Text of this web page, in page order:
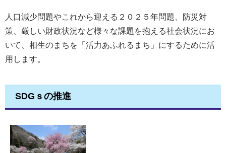
人口減少問題やこれから迎える２０２５年問題、防災対
策、厳しい財政状況など様々な課題を抱える社会状況にお
いて、相生のまちを「活力あふれるまち」にするために活
用します。
SDGｓの推進